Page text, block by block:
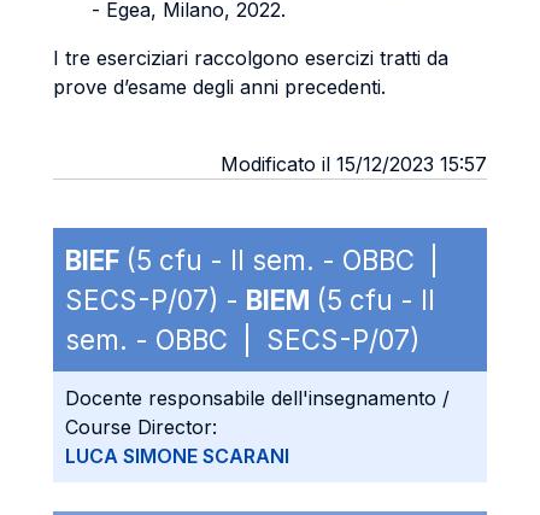
- Egea, Milano, 2022.
I tre eserciziari raccolgono esercizi tratti da
prove d’esame degli anni precedenti.
Modificato il 15/12/2023 15:57
BIEF (5 cfu - II sem. - OBBC |
SECS-P/07) - BIEM (5 cfu - II
sem. - OBBC | SECS-P/07)
Docente responsabile dell'insegnamento /
Course Director:
LUCA SIMONE SCARANI